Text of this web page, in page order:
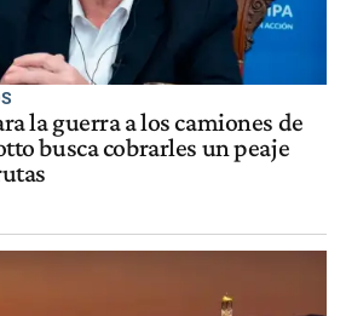
la guerra a los camiones de
busca cobrarles un peaje